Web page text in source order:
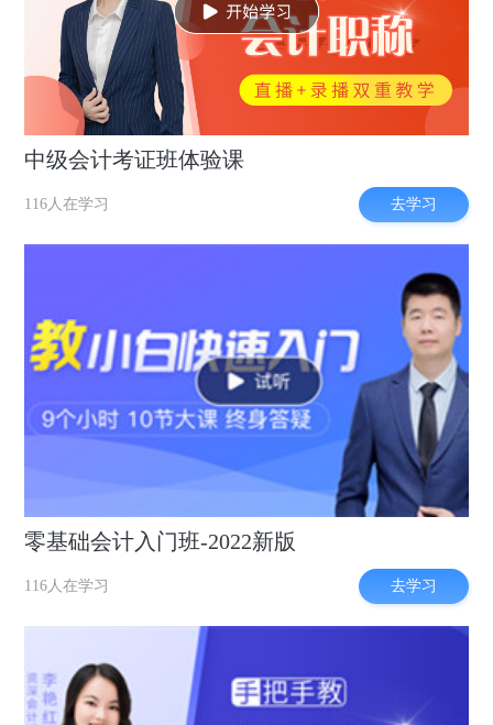
中级会计考证班体验课
116人在学习 去学习
零基础会计入门班-2022新版
116人在学习 去学习